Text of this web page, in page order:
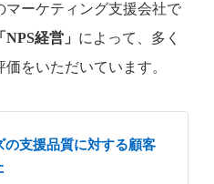
ーケティング支援会社で
「NPS経営」 によって、多く
をいただいています。
の支援品質に対する顧客